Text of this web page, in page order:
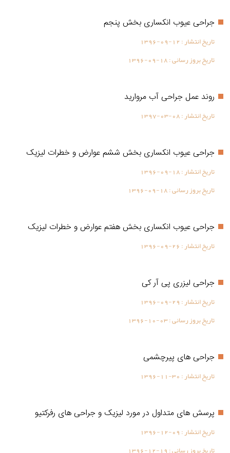
جراحی عیوب انکساری بخش پنجم
تاریخ انتشار :1396-09-12
تاریخ بروز رسانی :1396-09-18
روند عمل جراحی آب مروارید
تاریخ انتشار :1397-03-08
جراحی عیوب انکساری بخش ششم عوارض و خطرات لیزیک
تاریخ انتشار :1396-09-18
تاریخ بروز رسانی :1396-09-18
جراحی عیوب انکساری بخش هفتم عوارض و خطرات لیزیک
تاریخ انتشار :1396-09-26
جراحی لیزری پی آر کی
تاریخ انتشار :1396-09-29
تاریخ بروز رسانی :1396-10-03
جراحی های پیرچشمی
تاریخ انتشار :1396-11-30
پرسش های متداول در مورد لیزیک و جراحی های رفرکتیو
تاریخ انتشار :1396-12-09